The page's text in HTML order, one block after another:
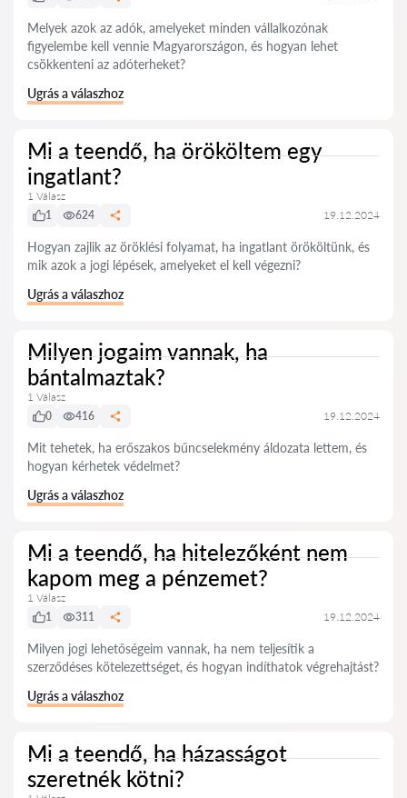
Melyek azok az adók, amelyeket minden vállalkozónak
figyelembe kell vennie Magyarországon, és hogyan lehet
csökkenteni az adóterheket?
Ugrás a válaszhoz
Mi a teendő, ha örököltem egy
ingatlant?
1 Válasz
1
624 19.12.2024
Hogyan zajlik az öröklési folyamat, ha ingatlant örököltünk, és
mik azok a jogi lépések, amelyeket el kell végezni?
Ugrás a válaszhoz
Milyen jogaim vannak, ha
bántalmaztak?
1 Válasz
0
416 19.12.2024
Mit tehetek, ha erőszakos bűncselekmény áldozata lettem, és
hogyan kérhetek védelmet?
Ugrás a válaszhoz
Mi a teendő, ha hitelezőként nem
kapom meg a pénzemet?
1 Válasz
1
311 19.12.2024
Milyen jogi lehetőségeim vannak, ha nem teljesítik a
szerződéses kötelezettséget, és hogyan indíthatok végrehajtást?
Ugrás a válaszhoz
Mi a teendő, ha házasságot
szeretnék kötni?